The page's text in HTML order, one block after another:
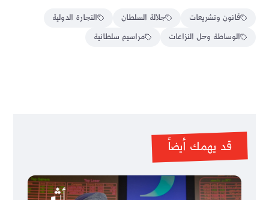
قانون وتشريعات جلالة السلطان
التجارة الدولية
الوساطة وحل النزاعات
مراسيم سلطانية
قد يهمك أيضاً